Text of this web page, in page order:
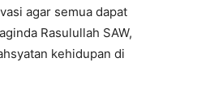
agar semua dapat
Rasulullah SAW,
kehidupan di